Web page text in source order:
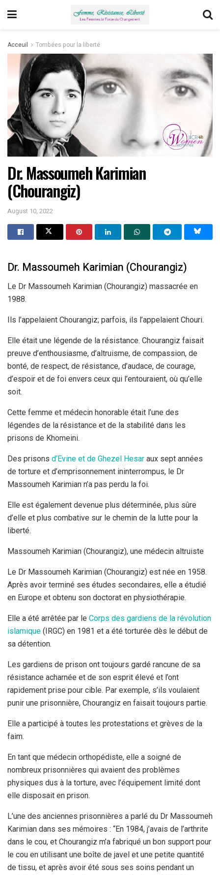
Acceuil Tombées pour la liberté
Dr. Massoumeh Karimian
(Chourangiz)
August 10, 2022
Dr. Massoumeh Karimian (Chourangiz)
Le Dr Massoumeh Karimian (Chourangiz) massacrée en
1988.
Ils l’appelaient Chourangiz; parfois, ils l’appelaient Chouri.
Elle était une légende de la résistance. Chourangiz faisait
preuve d’enthousiasme, d’altruisme, de compassion, de
bonté, de respect, de résistance, d’audace, de courage,
d’espoir et de foi envers ceux qui l’entouraient, où qu’elle
soit.
Cette femme et médecin honorable était l’une des
légendes de la résistance et de la stabilité dans les
prisons de Khomeini.
Des prisons d’Evine et de Ghezel Hesar aux sept années
de torture et d’emprisonnement ininterrompus, le Dr
Massoumeh Karimian n’a pas perdu la foi.
Elle est également devenue plus déterminée, plus sûre
d’elle et plus combative sur le chemin de la lutte pour la
liberté.
Massoumeh Karimian (Chourangiz), une médecin altruiste
Le Dr Massoumeh Karimian (Chourangiz) est née en 1958.
Après avoir terminé ses études secondaires, elle a étudié
en Europe et obtenu son doctorat en physiothérapie.
Elle a été arrêtée par le Corps des gardiens de la révolution
islamique (IRGC) en 1981 et a été torturée dès le début de
sa détention.
Les gardiens de prison ont toujours gardé rancune de sa
résistance acharnée et de son esprit élevé et l’ont
rapidement prise pour cible. Par exemple, s’ils voulaient
punir une prisonnière, Chourangiz en faisait toujours partie.
Elle a participé à toutes les protestations et grèves de la
faim.
En tant que médecin orthopédiste, elle a soigné de
nombreux prisonnières qui avaient des problèmes
physiques dus à la torture, avec l’équipement limité dont
elle disposait en prison.
L’une des anciennes prisonnières a parlé du Dr Massoumeh
Karimian dans ses mémoires : “En 1984, j’avais de l’arthrite
dans le cou, et Chourangiz m’a fabriqué un bon support pour
le cou en utilisant une boîte de javel et une petite quantité
de tissu, et après avoir été sous ses soins pendant un